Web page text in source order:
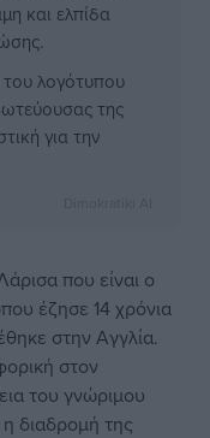
και ελπίδα
λογότυπου
της
για την
που είναι ο
έζησε 14 χρόνια
στην Αγγλία.
στον
του γνώριμου
διαδρομή της